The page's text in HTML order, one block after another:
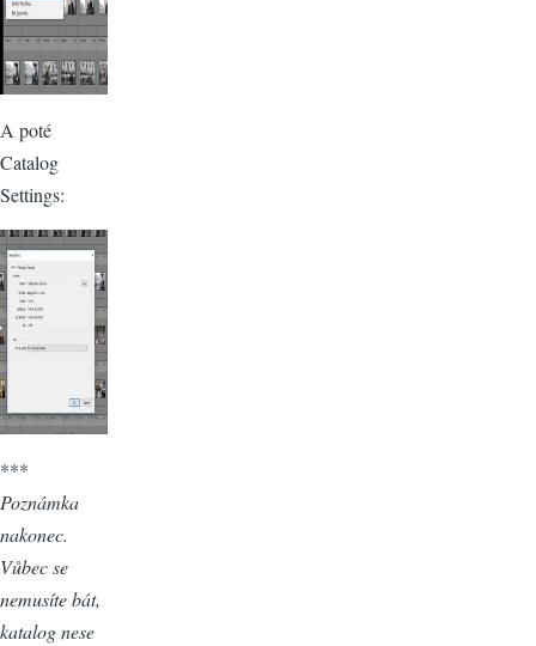
A poté
Catalog
Settings:
***
Poznámka
nakonec.
Vůbec se
nemusíte bát,
katalog nese